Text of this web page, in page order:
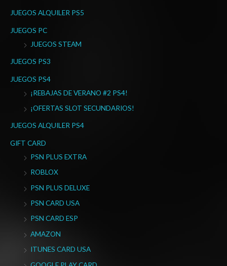
JUEGOS ALQUILER PS5
JUEGOS PC
JUEGOS STEAM
JUEGOS PS3
JUEGOS PS4
¡REBAJAS DE VERANO #2 PS4!
¡OFERTAS SLOT SECUNDARIOS!
JUEGOS ALQUILER PS4
GIFT CARD
PSN PLUS EXTRA
ROBLOX
PSN PLUS DELUXE
PSN CARD USA
PSN CARD ESP
AMAZON
ITUNES CARD USA